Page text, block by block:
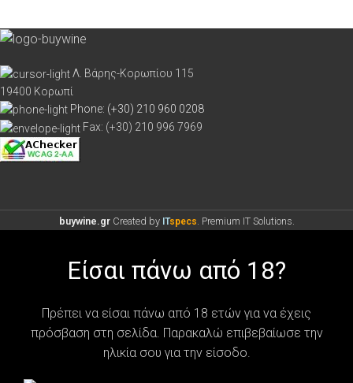
Λ. Βάρης-Κορωπίου 115
19400 Κορωπί
Phone: (+30) 210 960 0208
Fax: (+30) 210 996 7969
buywine.gr Created by ITspecs . Premium IT Solutions.
Είσαι πάνω από 18?
Πρέπει να είσαι πάνω από 18 ετών για να έχεις
πρόσβαση στη σελίδα. Παρακαλώ επιβεβαίωσε την
ηλικία σου για την είσοδο.